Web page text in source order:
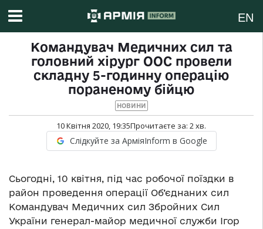
EN
Командувач Медичних сил та
головний хірург ООС провели
складну 5-годинну операцію
пораненому бійцю
НОВИНИ
10 Квітня 2020, 19:35Прочитаєте за: 2хв.
Слідкуйте за АрміяInform в Google
Сьогодні, 10 квітня, під час робочої поїздки в
район проведення операції Об’єднаних сил
Командувач Медичних сил Збройних Сил
України генерал-майор медичної служби Ігор